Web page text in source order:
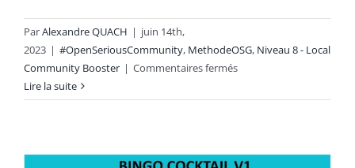
ParAlexandre QUACH | juin 14th,
2023 | #OpenSeriousCommunity, MethodeOSG, Niveau 8 - Local
Community Booster | Commentaires ferméssur
816
Goals
Lire la suite